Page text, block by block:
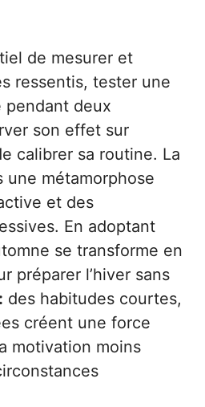
de mesurer et
ressentis, tester une
pendant deux
son effet sur
calibrer sa routine. La
une métamorphose
et des
En adoptant
se transforme en
préparer l’hiver sans
des habitudes courtes,
créent une force
motivation moins